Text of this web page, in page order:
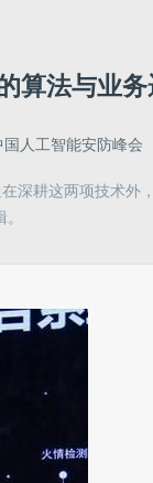
算法与业务
人工智能安防峰会
深耕这两项技术外